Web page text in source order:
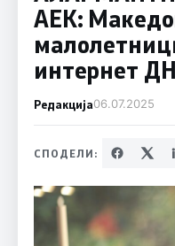
АЕК:
интернет
Редакција06.07.2025
СПОДЕЛИ: